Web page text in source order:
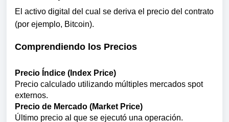
El activo digital del cual se deriva el precio del contrato
(por ejemplo, Bitcoin).
Comprendiendo los Precios
Precio Índice (Index Price)
Precio calculado utilizando múltiples mercados spot
externos.
Precio de Mercado (Market Price)
Último precio al que se ejecutó una operación.